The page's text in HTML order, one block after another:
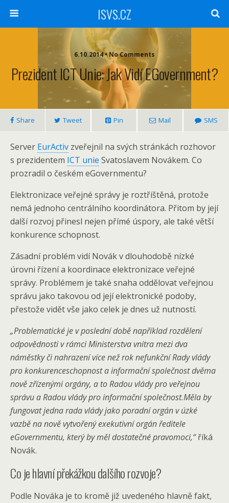
ISVS.CZ
6.10.2014 • No Comments
Prezident ICT Unie: Jak Vidí EGovernment?
Share Tweet Pin Mail SMS
Server EurActiv zveřejnil na svých stránkách rozhovor
s prezidentem ICT unie Svatoslavem Novákem. Co
prozradil o českém eGovernmentu?
Elektronizace veřejné správy je roztříštěná, protože
nemá jednoho centrálního koordinátora. Přitom by její
další rozvoj přinesl nejen přímé úspory, ale také větší
konkurence schopnost.
Zásadní problém vidí Novák v dlouhodobě nízké
úrovni řízení a koordinace elektronizace veřejné
správy. Problémem je také snaha oddělovat veřejnou
správu jako takovou od její elektronické podoby,
přestože vidět vše jako celek je dnes už nutností.
„Problematické je v poslední době například rozdělení
odpovědnosti v rámci Ministerstva vnitra mezi dva
náměstky či nahrazení více než rok nefunkční Rady vlády
pro konkurenceschopnost a informační společnost dvěma
nově zřízenými orgány, a to Radou vlády pro veřejnou
správu a Radou vlády pro informační společnost.Měla by
fungovat jedna rada vlády jako poradní orgán v úzké
vazbě na nově vytvořený exekutivní orgán ředitele
eGovernmentu, který by měl dostatečné pravomoci,“říká
Novák.
Co je hlavní překážkou dalšího rozvoje?
Podle Nováka je to kromě již uvedeného hlavně fakt,